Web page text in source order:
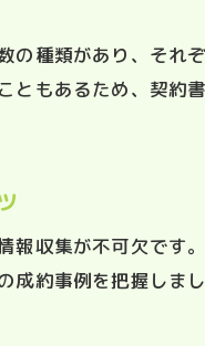
家売却後の生
家売却と学校
家売却を機に
家売却と教育
の種類があり、そ
ともあるため、契
報収集が不可欠で
成約事例を把握し